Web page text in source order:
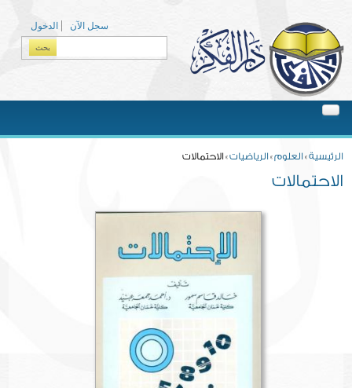
الدخول
سجل الآن
الرئيسية» العلوم» الرياضيات» الاحتمالات
الاحتمالات